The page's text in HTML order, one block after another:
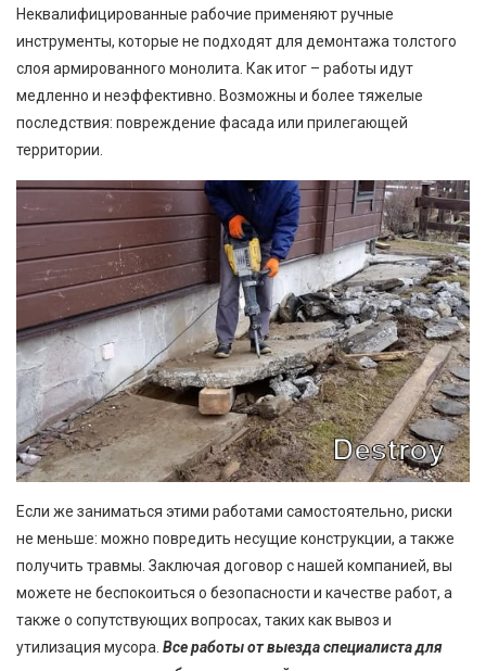
Неквалифицированные рабочие применяют ручные
инструменты, которые не подходят для демонтажа толстого
слоя армированного монолита. Как итог – работы идут
медленно и неэффективно. Возможны и более тяжелые
последствия: повреждение фасада или прилегающей
территории.
Если же заниматься этими работами самостоятельно, риски
не меньше: можно повредить несущие конструкции, а также
получить травмы. Заключая договор с нашей компанией, вы
можете не беспокоиться о безопасности и качестве работ, а
также о сопутствующих вопросах, таких как вывоз и
утилизация мусора. Все работы от выезда специалиста для